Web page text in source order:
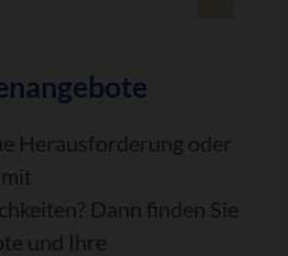
Herausforderung oder
Dann finden Sie
und Ihre